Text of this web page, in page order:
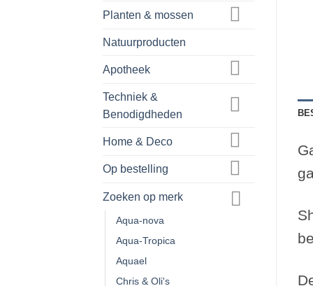
Planten & mossen
Natuurproducten
Apotheek
Techniek &
Benodigdheden
Home & Deco
Op bestelling
Zoeken op merk
Aqua-nova
Aqua-Tropica
Aquael
Chris & Oli's